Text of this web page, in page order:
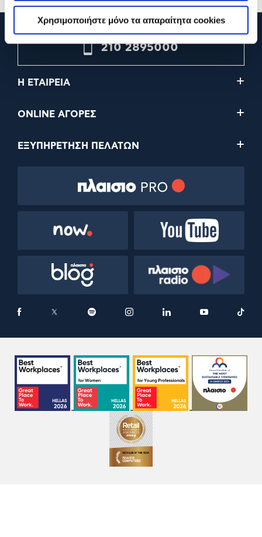
Χρησιμοποιήστε μόνο τα απαραίτητα cookies
210 2895000
Η ΕΤΑΙΡΕΙΑ
ONLINE ΑΓΟΡΕΣ
ΕΞΥΠΗΡΕΤΗΣΗ ΠΕΛΑΤΩΝ